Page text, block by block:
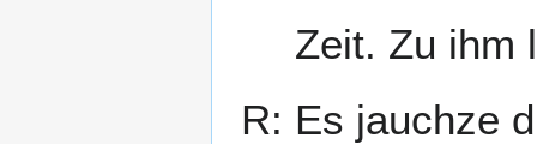
Zeit. Zu ihm
R: Es jauchze